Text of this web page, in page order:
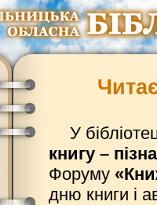
У
книгу –
Форуму
дню книги і